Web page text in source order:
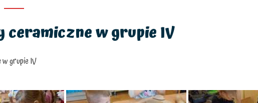
w grupie IV
grupie IV